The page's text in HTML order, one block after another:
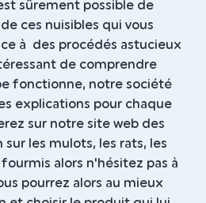
sûrement possible de
ces nuisibles qui vous
à des procédés astucieux
de comprendre
fonctionne, notre société
explications pour chaque
sur notre site web des
les mulots, les rats, les
alors n'hésitez pas à
pourrez alors au mieux